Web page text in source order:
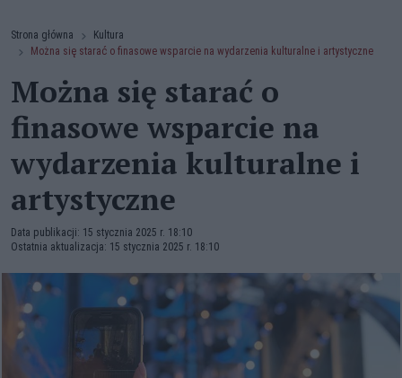
Strona główna
Kultura
Można się starać o finasowe wsparcie na wydarzenia kulturalne i artystyczne
Można się starać o
finasowe wsparcie na
wydarzenia kulturalne i
artystyczne
Data publikacji: 15 stycznia 2025 r. 18:10
Ostatnia aktualizacja: 15 stycznia 2025 r. 18:10